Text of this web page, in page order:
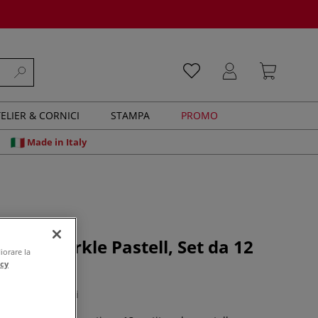
& CORNICI STAMPA PROMO
Made in Italy
- Sparkle Pastell, Set da 12
0 recensioni
la